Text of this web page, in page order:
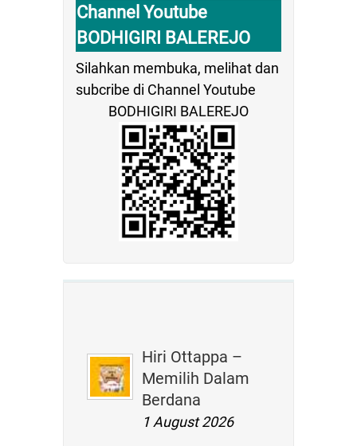
Channel Youtube
BODHIGIRI BALEREJO
Silahkan membuka, melihat dan
subcribe di Channel Youtube
BODHIGIRI BALEREJO
Hiri Ottappa –
Memilih Dalam
Berdana
1 August 2026